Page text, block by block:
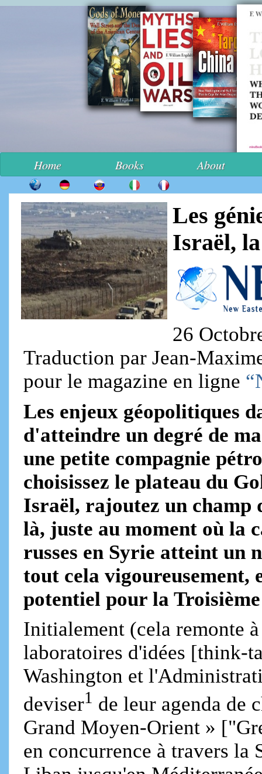
Home Books About
Les
Israël,
26
Traduction par Jean-
pour le magazine en ligne
Les enjeux géopolitiques
d'atteindre un degré de
une petite compagnie
choisissez le plateau du
Israël, rajoutez un champ
là, juste au moment où la
russes en Syrie atteint un
tout cela vigoureusement,
potentiel pour la
Initialement (cela remonte
laboratoires d'idées [think-
Washington et
deviser1 de leur agenda de
Grand Moyen-Orient »
en concurrence à travers la